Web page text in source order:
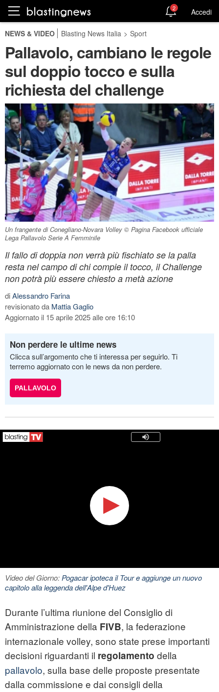
2 Accedi
NEWS & VIDEO Blasting News Italia > Sport
Pallavolo, cambiano le regole
sul doppio tocco e sulla
richiesta del challenge
Un frangente di Conegliano-Novara Volley © Pagina Facebook ufficiale
Lega Pallavolo Serie A Femminile
Il fallo di doppia non verrà più fischiato se la palla
resta nel campo di chi compie il tocco, il Challenge
non potrà più essere chiesto a metà azione
diAlessandro Farina
revisionato da Mattia Gaglio
Aggiornato il 15 aprile 2025 alle ore 16:10
Non perdere le ultime news
Clicca sull’argomento che ti interessa per seguirlo. Ti
terremo aggiornato con le news da non perdere.
PALLAVOLO
Video del Giorno:Pogacar ipoteca il Tour e aggiunge un nuovo
capitolo alla leggenda dell'Alpe d'Huez
Durante l’ultima riunione del Consiglio di
Amministrazione della FIVB, la federazione
internazionale volley, sono state prese importanti
decisioni riguardanti il regolamento della
pallavolo, sulla base delle proposte presentate
dalla commissione e dai consigli della